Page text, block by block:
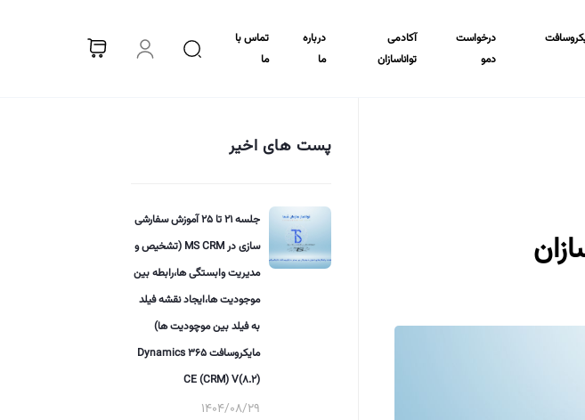
درخواست
دمو
آکادمی
تواناسازان
درباره
ما
تماس با
ما
پست های اخیر
جلسه 21 تا 25 آموزش سفارشی
سازی در MS CRM (تشخیص و
مدیریت وابستگی ها،رابطه بین
موجودیت ها،ایجاد نقشه فیلد
به فیلد بین موچودیت ها)
مایکروسافت Dynamics 365
CE (CRM) V(8.2)
1404/08/29